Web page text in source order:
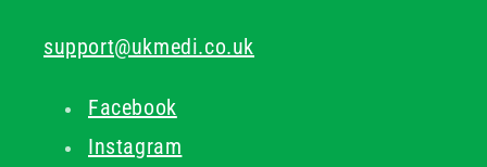
support@ukmedi.co.uk
Facebook
Instagram